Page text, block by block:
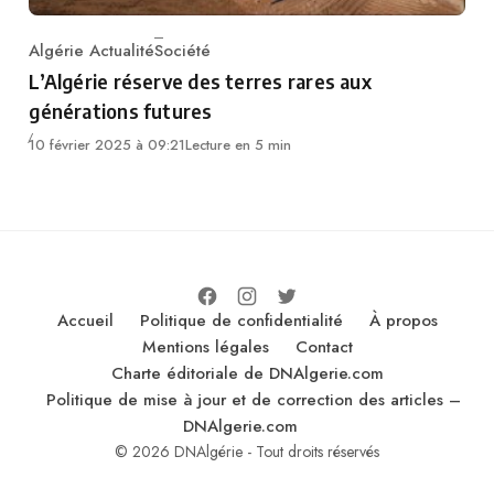
Category
Algérie ActualitéSociété
L’Algérie réserve des terres rares aux
générations futures
10 février 2025 à 09:21Lecture en 5 min
Accueil Politique de confidentialité
À propos
Mentions légales
Contact
Charte éditoriale de DNAlgerie.com
Politique de mise à jour et de correction des articles –
DNAlgerie.com
© 2026 DNAlgérie - Tout droits réservés